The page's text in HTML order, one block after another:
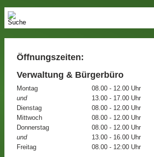
Öffnungszeiten:
Verwaltung & Bürgerbüro
Montag
08.00 - 12.00 Uhr
und
13.00 - 17.00 Uhr
Dienstag
08.00 - 12.00 Uhr
Mittwoch
08.00 - 12.00 Uhr
Donnerstag
08.00 - 12.00 Uhr
und
13.00 - 16.00 Uhr
Freitag
08.00 - 12:00 Uhr